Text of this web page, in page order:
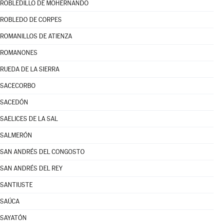
ROBLEDILLO DE MOHERNANDO
ROBLEDO DE CORPES
ROMANILLOS DE ATIENZA
ROMANONES
RUEDA DE LA SIERRA
SACECORBO
SACEDÓN
SAELICES DE LA SAL
SALMERÓN
SAN ANDRÉS DEL CONGOSTO
SAN ANDRÉS DEL REY
SANTIUSTE
SAÚCA
SAYATÓN